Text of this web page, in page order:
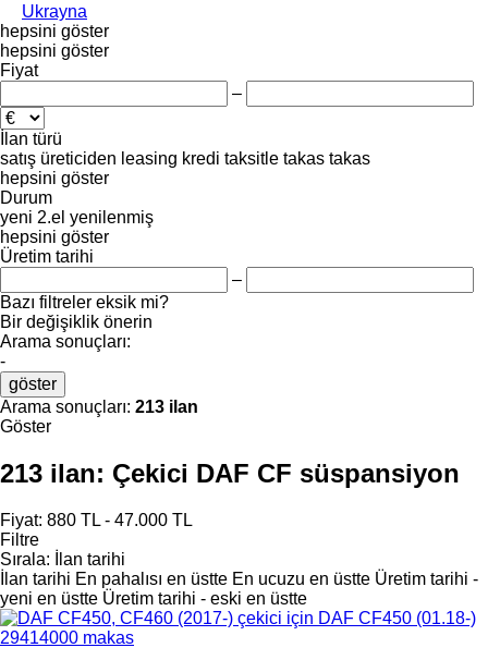
Ukrayna
hepsini göster
hepsini göster
Fiyat
–
İlan türü
satış üreticiden leasing kredi taksitle takas takas
hepsini göster
Durum
yeni 2.el yenilenmiş
hepsini göster
Üretim tarihi
–
Bazı filtreler eksik mi?
Bir değişiklik önerin
Arama sonuçları:
-
göster
Arama sonuçları: 213 ilan
Göster
213 ilan: Çekici DAF CF süspansiyon
Fiyat: 880 TL - 47.000 TL
Filtre
Sırala:
İlan tarihi
İlan tarihi En pahalısı en üstte En ucuzu en üstte Üretim tarihi -
yeni en üstte Üretim tarihi - eski en üstte